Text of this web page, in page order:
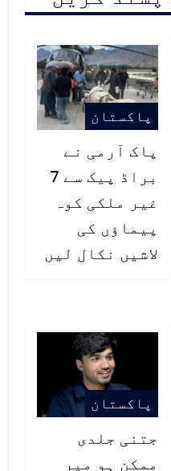
پاکستان
پاک آرمی نے
براڈ پیک سے 7
غیر ملکی کوہ
پیماؤں کی
لاشیں نکال لیں
پاکستان
جتنی جلدی
ممکن ہو میر